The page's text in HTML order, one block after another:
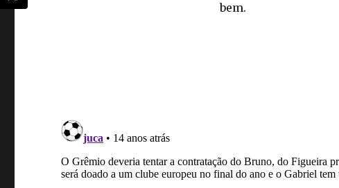
bem.